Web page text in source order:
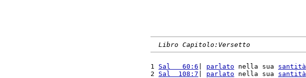
Libro Capitolo:Versetto
1 Sal   60:6 parlato nella sua santità
2 Sal  108:7 parlato nella sua santità